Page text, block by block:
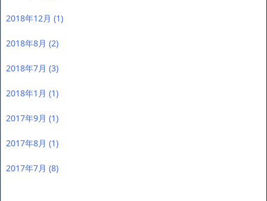
2018年12月 (1)
2018年8月 (2)
2018年7月 (3)
2018年1月 (1)
2017年9月 (1)
2017年8月 (1)
2017年7月 (8)